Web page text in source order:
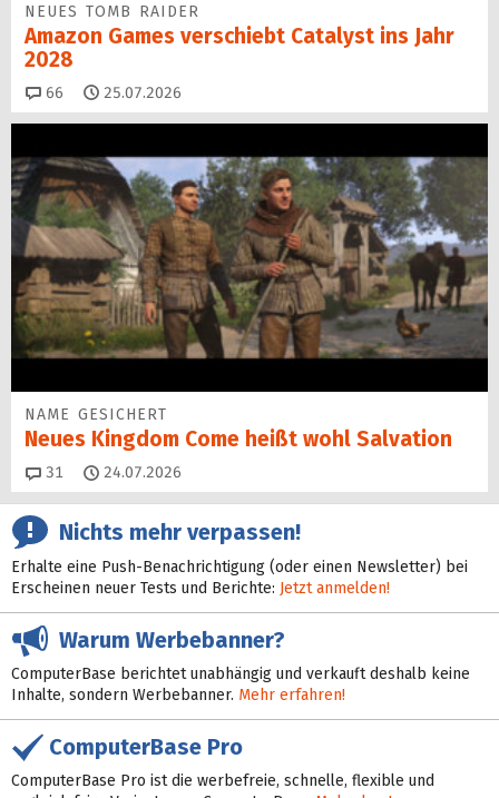
NEUES TOMB RAIDER
Amazon Games verschiebt Catalyst ins Jahr
2028
66 Kommentare
25.07.2026
NAME GESICHERT
Neues Kingdom Come heißt wohl Salvation
31 Kommentare
24.07.2026
Nichts mehr verpassen!
Erhalte eine Push-Benachrichtigung (oder einen Newsletter) bei
Erscheinen neuer Tests und Berichte: Jetzt anmelden!
Warum Werbebanner?
ComputerBase berichtet unabhängig und verkauft deshalb keine
Inhalte, sondern Werbebanner. Mehr erfahren!
ComputerBase Pro
ComputerBase Pro ist die werbefreie, schnelle, flexible und